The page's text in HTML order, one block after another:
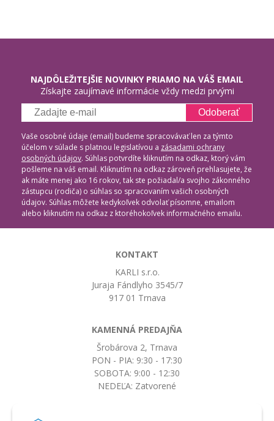
NAJDÔLEŽITEJŠIE NOVINKY PRIAMO NA VÁŠ EMAIL
Získajte zaujímavé informácie vždy medzi prvými
Odoberať
Vaše osobné údaje (email) budeme spracovávať len za týmto
účelom v súlade s platnou legislatívou a zásadami ochrany
osobných údajov. Súhlas potvrdíte kliknutím na odkaz, ktorý vám
pošleme na váš email. Kliknutím na odkaz zároveň prehlasujete, že
ak máte menej ako 16 rokov, tak ste požiadal/a svojho zákonného
zástupcu (rodiča) o súhlas so spracovaním vašich osobných
údajov. Súhlas môžete kedykoľvek odvolať písomne, emailom
alebo kliknutím na odkaz z ktoréhokoľvek informačného emailu.
KONTAKT
KARLI s.r.o.
Juraja Fándlyho 3545/7
917 01 Trnava
KAMENNÁ PREDAJŇA
Šrobárova 2, Trnava
PON - PIA: 9:30 - 17:30
SOBOTA: 9:00 - 12:30
NEDEĽA: Zatvorené